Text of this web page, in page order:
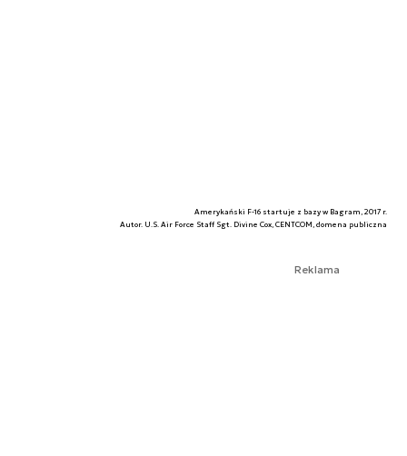
Amerykański F-16 startuje z bazy w Bagram, 2017 r.
Autor. U.S. Air Force Staff Sgt. Divine Cox, CENTCOM, domena publiczna
Reklama